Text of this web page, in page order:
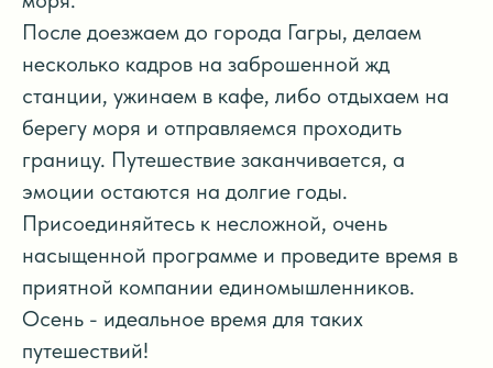
После доезжаем до города Гагры, делаем
несколько кадров на заброшенной жд
станции, ужинаем в кафе, либо отдыхаем на
берегу моря и отправляемся проходить
границу. Путешествие заканчивается, а
эмоции остаются на долгие годы.
Присоединяйтесь к несложной, очень
насыщенной программе и проведите время в
приятной компании единомышленников.
Осень - идеальное время для таких
путешествий!